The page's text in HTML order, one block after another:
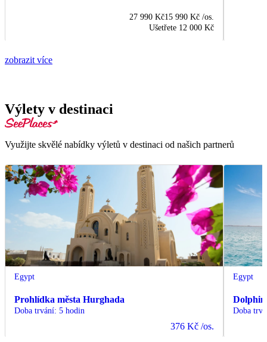
27 990 Kč15 990 Kč /os.
Ušetřete 12 000 Kč
zobrazit více
Výlety v destinaci
Využijte skvělé nabídky výletů v destinaci od našich partnerů
Egypt
Prohlídka města Hurghada
Doba trvání: 5 hodin
376 Kč /os.
Egypt
Dolphin
Doba